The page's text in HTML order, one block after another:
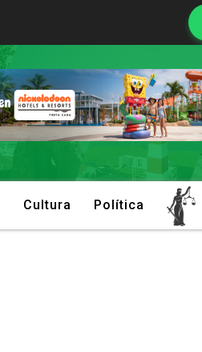
Cultura Política